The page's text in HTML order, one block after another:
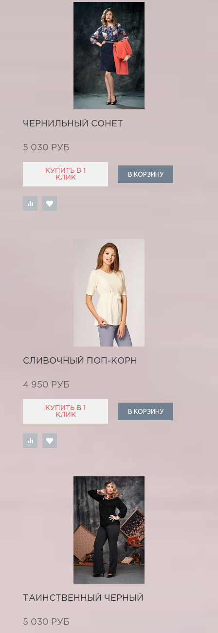
ЧЕРНИЛЬНЫЙ СОНЕТ
5 030 РУБ
КУПИТЬ В 1
КЛИК
В КОРЗИНУ
СЛИВОЧНЫЙ ПОП-КОРН
4 950 РУБ
КУПИТЬ В 1
КЛИК
В КОРЗИНУ
ТАИНСТВЕННЫЙ ЧЕРНЫЙ
5 030 РУБ